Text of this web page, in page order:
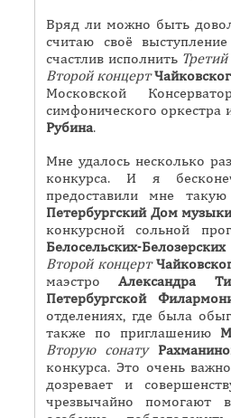
Вряд ли можно быть
считаю своё
счастлив исполнить
Второй концерт
Московской
симфонического оркестра
Рубина.
Мне удалось несколько
конкурса. И я
предоставили мне
Петербургский Дом музыки
конкурсной сольной
Белосельских-Белозерских
Второй концерт
маэстро Александра
Петербургской
отделениях, где была
также по приглашению
Вторую сонату
конкурса. Это очень
дозревает и
чрезвычайно помогают